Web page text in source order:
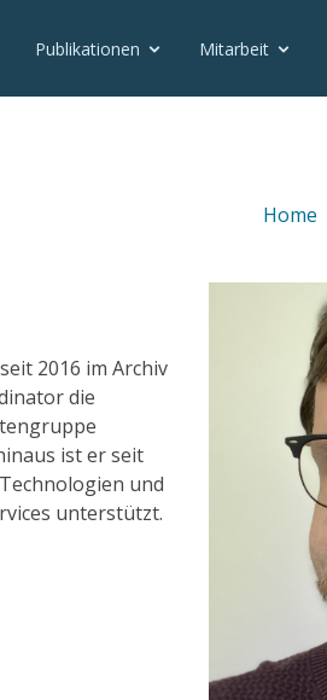
Publikationen Mitarbeit
Home
2016 im Archiv
die
ist er seit
und
unterstützt.